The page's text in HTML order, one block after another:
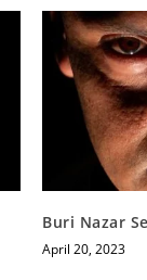
Buri Nazar
April 20, 2023